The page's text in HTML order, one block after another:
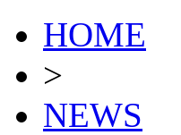
HOME
>
NEWS